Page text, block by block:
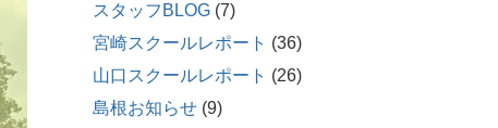
スタッフBLOG (7)
宮崎スクールレポート (36)
山口スクールレポート (26)
島根お知らせ (9)